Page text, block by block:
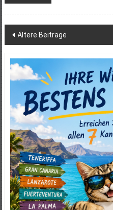
Beitragsnavigation
Ältere Beiträge